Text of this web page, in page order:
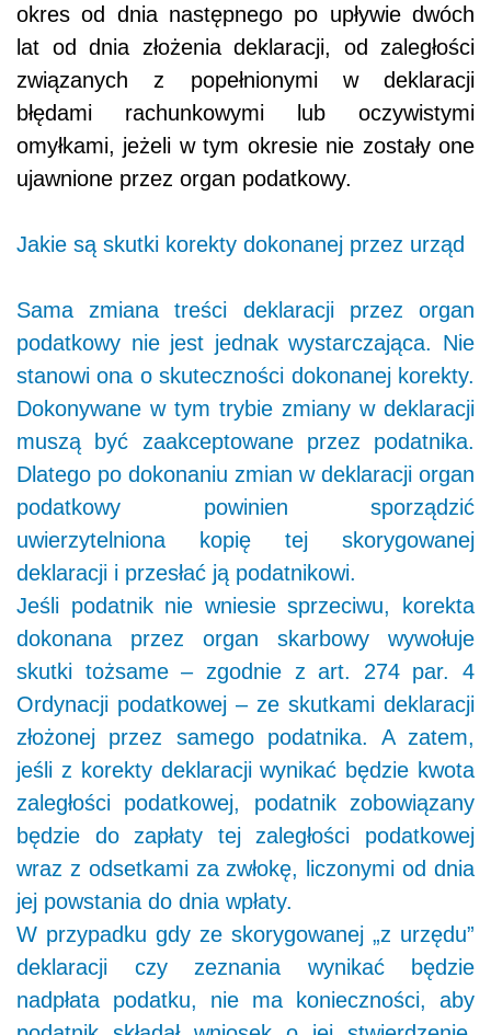
okres od dnia następnego po upływie dwóch
lat od dnia złożenia deklaracji, od zaległości
związanych z popełnionymi w deklaracji
błędami rachunkowymi lub oczywistymi
omyłkami, jeżeli w tym okresie nie zostały one
ujawnione przez organ podatkowy.
Jakie są skutki korekty dokonanej przez urząd
Sama zmiana treści deklaracji przez organ
podatkowy nie jest jednak wystarczająca. Nie
stanowi ona o skuteczności dokonanej korekty.
Dokonywane w tym trybie zmiany w deklaracji
muszą być zaakceptowane przez podatnika.
Dlatego po dokonaniu zmian w deklaracji organ
podatkowy powinien sporządzić
uwierzytelniona kopię tej skorygowanej
deklaracji i przesłać ją podatnikowi.
Jeśli podatnik nie wniesie sprzeciwu, korekta
dokonana przez organ skarbowy wywołuje
skutki tożsame – zgodnie z art. 274 par. 4
Ordynacji podatkowej – ze skutkami deklaracji
złożonej przez samego podatnika. A zatem,
jeśli z korekty deklaracji wynikać będzie kwota
zaległości podatkowej, podatnik zobowiązany
będzie do zapłaty tej zaległości podatkowej
wraz z odsetkami za zwłokę, liczonymi od dnia
jej powstania do dnia wpłaty.
W przypadku gdy ze skorygowanej „z urzędu”
deklaracji czy zeznania wynikać będzie
nadpłata podatku, nie ma konieczności, aby